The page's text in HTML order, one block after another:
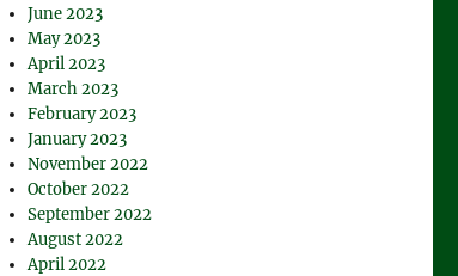
June 2023
May 2023
April 2023
March 2023
February 2023
January 2023
November 2022
October 2022
September 2022
August 2022
April 2022